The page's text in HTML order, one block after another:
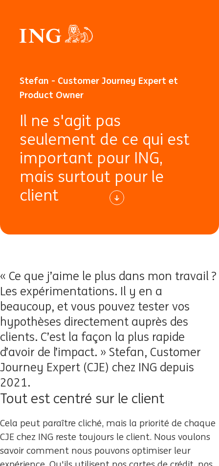
Stefan - Customer Journey Expert et
Product Owner
Il ne s'agit pas
seulement de ce qui est
important pour ING,
mais surtout pour le
client
« Ce que j’aime le plus dans mon travail ?
Les expérimentations. Il y en a
beaucoup, et vous pouvez tester vos
hypothèses directement auprès des
clients. C’est la façon la plus rapide
d’avoir de l’impact. » Stefan, Customer
Journey Expert (CJE) chez ING depuis
2021.
Tout est centré sur le client
Cela peut paraître cliché, mais la priorité de chaque
CJE chez ING reste toujours le client. Nous voulons
savoir comment nous pouvons optimiser leur